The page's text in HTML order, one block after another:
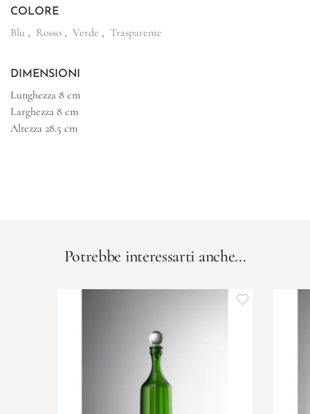
COLORE
Blu , Rosso , Verde , Trasparente
DIMENSIONI
Lunghezza 8 cm
Larghezza 8 cm
Altezza 28.5 cm
Potrebbe interessarti anche...